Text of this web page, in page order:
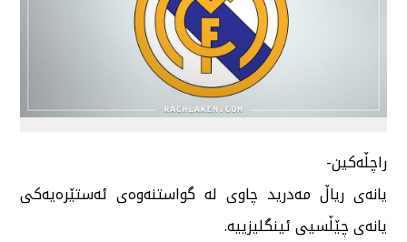
راچڵەکین-
یانەی ریاڵ مەدرید چاوی لە گواستنەوەی ئەستێرەیەکی
یانەی چێڵسیی ئینگلیزییە.